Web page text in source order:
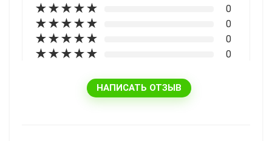
★★★★★ 0
★★★★★ 0
★★★★★ 0
★★★★★ 0
НАПИСАТЬ ОТЗЫВ